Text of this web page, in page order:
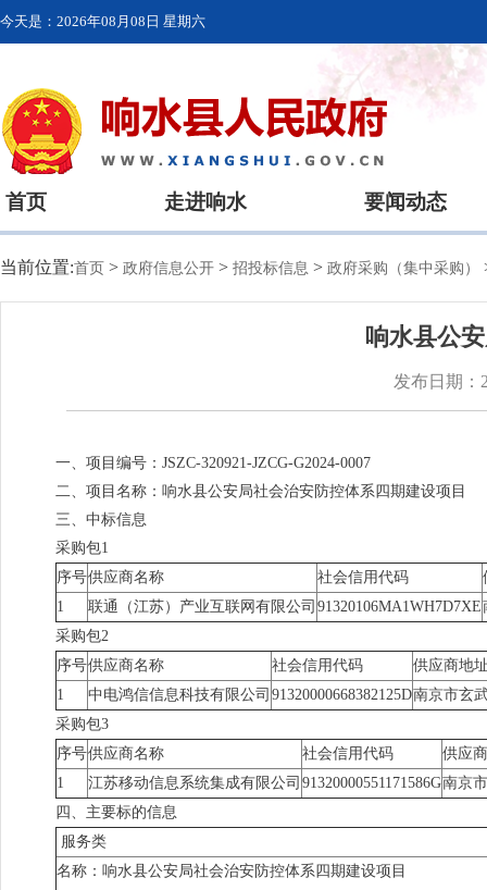
今天是： 2026年08月08日 星期六
首页 走进响水 要闻动态
当前位置:首页 > 政府信息公开 > 招投标信息 > 政府采购（集中采购）
响水县公
发布日期：
一、项目编号：JSZC-320921-JZCG-G2024-0007
二、项目名称：响水县公安局社会治安防控体系四期建设项目
三、中标信息
采购包1
序号供应商名称 社会信用代码
1
联通（江苏）产业互联网有限公司 91320106MA1WH7D7XE
采购包2
序号供应商名称 社会信用代码
供应商地
1
中电鸿信信息科技有限公司 91320000668382125D南京市玄
采购包3
序号供应商名称 社会信用代码
供应
1
江苏移动信息系统集成有限公司 91320000551171586G南京
四、主要标的信息
服务类
名称：响水县公安局社会治安防控体系四期建设项目